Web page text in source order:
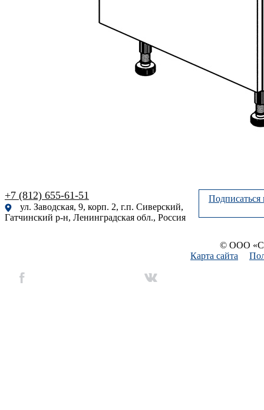
+7 (812) 655-61-51
ул. Заводская, 9, корп. 2, г.п. Сиверский,
Гатчинский р-н, Ленинградская обл., Россия
Подписаться
© ООО
Карта сайта